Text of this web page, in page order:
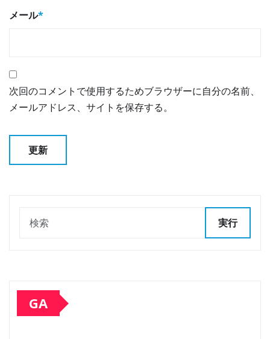
メール*
次回のコメントで使用するためブラウザーに自分の名前、
メールアドレス、サイトを保存する。
実行
GA